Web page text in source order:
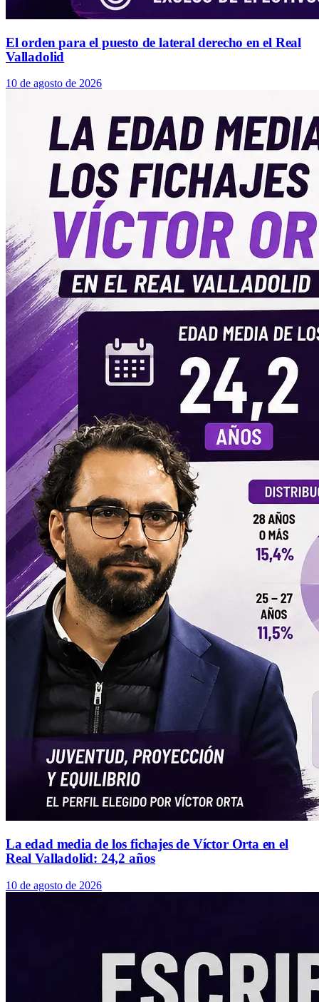
El orden para el puesto de lateral derecho en el Real
Valladolid
10 de agosto de 2026
La edad media de los fichajes de Víctor Orta en el
Real Valladolid: 24,2 años
10 de agosto de 2026